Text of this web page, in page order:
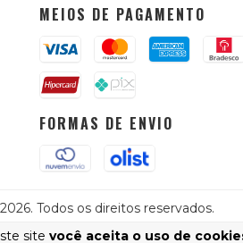
site você aceita o uso de
MEIOS DE PAGAMENTO
FORMAS DE ENVIO
Todos os direitos reservados.